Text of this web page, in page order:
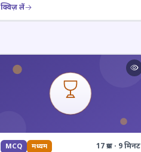
क्विज़ लें
MCQ मध्यम 17 प्रश्न · 9 मिनट